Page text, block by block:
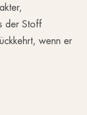
der Stoff
wenn er